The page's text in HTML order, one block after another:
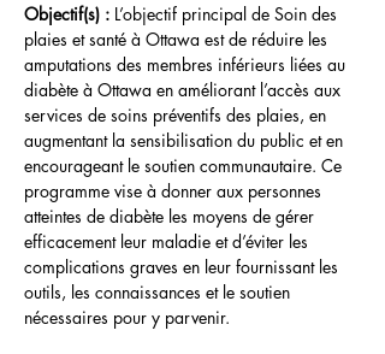
Objectif(s) : L’objectif principal de Soin des
plaies et santé à Ottawa est de réduire les
amputations des membres inférieurs liées au
diabète à Ottawa en améliorant l’accès aux
services de soins préventifs des plaies, en
augmentant la sensibilisation du public et en
encourageant le soutien communautaire. Ce
programme vise à donner aux personnes
atteintes de diabète les moyens de gérer
efficacement leur maladie et d’éviter les
complications graves en leur fournissant les
outils, les connaissances et le soutien
nécessaires pour y parvenir.